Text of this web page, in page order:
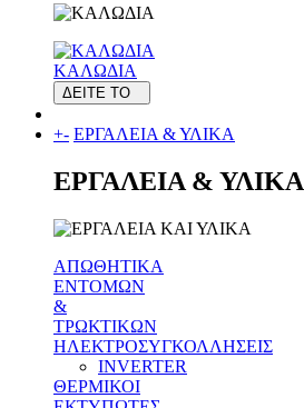
ΚΑΛΩΔΙΑ
ΔΕΙΤΕ ΤΟ
+- ΕΡΓΑΛΕΙΑ & ΥΛΙΚΑ
ΕΡΓΑΛΕΙΑ & ΥΛΙΚΑ
ΑΠΩΘΗΤΙΚΑ
ΕΝΤΟΜΩΝ
&
ΤΡΩΚΤΙΚΩΝ
ΗΛΕΚΤΡΟΣΥΓΚΟΛΛΗΣΕΙΣ
INVERTER
ΘΕΡΜΙΚΟΙ